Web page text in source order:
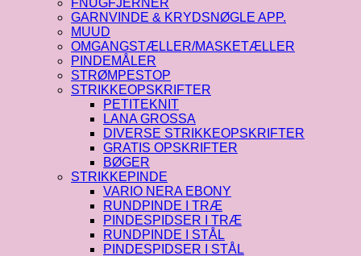
FNUGFJERNER
GARNVINDE & KRYDSNØGLE APP.
MUUD
OMGANGSTÆLLER/MASKETÆLLER
PINDEMÅLER
STRØMPESTOP
STRIKKEOPSKRIFTER
PETITEKNIT
LANA GROSSA
DIVERSE STRIKKEOPSKRIFTER
GRATIS OPSKRIFTER
BØGER
STRIKKEPINDE
VARIO NERA EBONY
RUNDPINDE I TRÆ
PINDESPIDSER I TRÆ
RUNDPINDE I STÅL
PINDESPIDSER I STÅL